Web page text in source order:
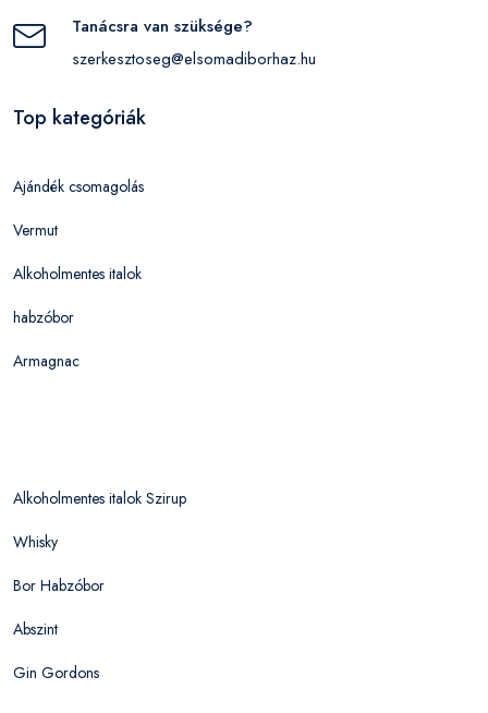
Tanácsra van szüksége?
szerkesztoseg@elsomadiborhaz.hu
Top kategóriák
Ajándék csomagolás
Vermut
Alkoholmentes italok
habzóbor
Armagnac
Alkoholmentes italok Szirup
Whisky
Bor Habzóbor
Abszint
Gin Gordons